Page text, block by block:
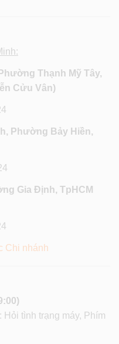
Thạnh Mỹ Tây,
Cửu Vân)
Phường Bảy Hiền,
Gia Định, TpHCM
Chi nhánh
tình trạng máy, Phím